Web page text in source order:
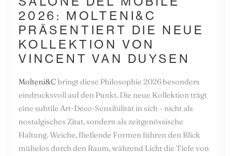
2026: MOLTENI&C
PRÄSENTIERT DIE NEUE
KOLLEKTION VON
VINCENT VAN DUYSEN
Molteni&Cbringt diese Philosophie 2026 besonders
eindrucksvoll auf den Punkt. Die neue Kollektion trägt
eine subtile Art-Déco-Sensibilität in sich – nicht als
nostalgisches Zitat, sondern als zeitgenössische
Haltung. Weiche, fließende Formen führen den Blick
mühelos durch den Raum, während Licht die Tiefe von